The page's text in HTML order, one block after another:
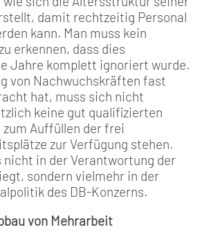
damit rechtzeitig Personal
kann. Man muss kein
erkennen, dass dies
Jahre komplett ignoriert wurde.
von Nachwuchskräften fast
hat, muss sich nicht
keine gut qualifizierten
Auffüllen der frei
zur Verfügung stehen.
nicht in der Verantwortung der
sondern vielmehr in der
des DB-Konzerns.
von Mehrarbeit